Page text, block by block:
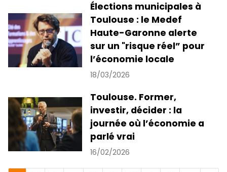
Élections municipales à
Toulouse : le Medef
Haute-Garonne alerte
sur un "risque réel” pour
l’économie locale
18/03/2026
Toulouse. Former,
investir, décider : la
journée où l’économie a
parlé vrai
16/02/2026